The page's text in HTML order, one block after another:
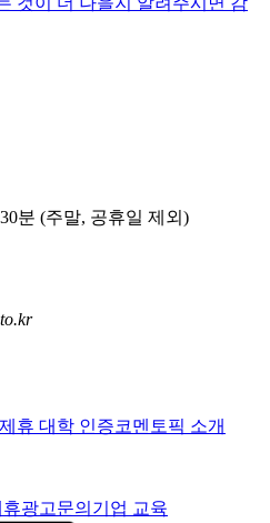
분 (주말, 공휴일 제외)
제휴 대학 인증코멘토픽 소개
광고문의 기업 교육